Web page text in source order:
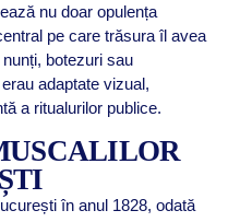
nu doar opulența
pe care trăsura îl avea
botezuri sau
adaptate vizual,
a ritualurilor publice.
în anul 1828, odată